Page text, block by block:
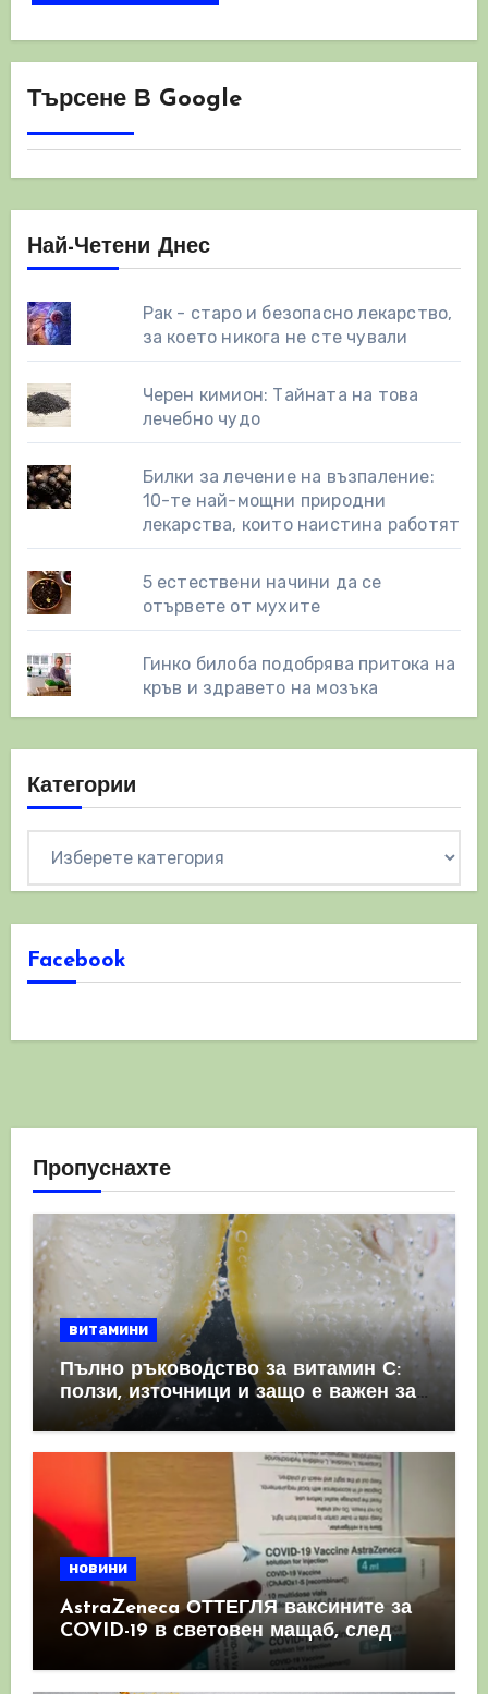
Търсене В Google
Най-Четени Днес
Рак - старо и безопасно лекарство,
за което никога не сте чували
Черен кимион: Тайната на това
лечебно чудо
Билки за лечение на възпаление:
10-те най-мощни природни
лекарства, които наистина работят
5 естествени начини да се
отървете от мухите
Гинко билоба подобрява притока на
кръв и здравето на мозъка
Категории
Facebook
Пропуснахте
витамини
Пълно ръководство за витамин С:
ползи, източници и защо е важен за
имунната система
новини
AstraZeneca ОТТЕГЛЯ ваксините за
COVID-19 в световен мащаб, след
като призна, че те причиняват